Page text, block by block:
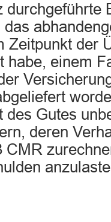
durchgeführte
das
Zeitpunkt der
habe, einem
des Gutes
deren
CMR